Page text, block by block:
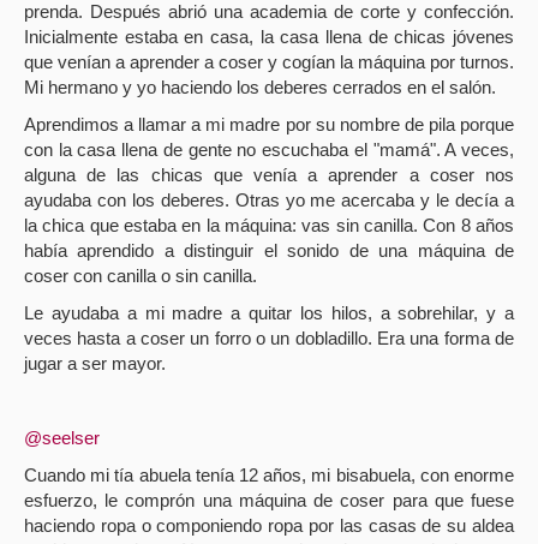
prenda. Después abrió una academia de corte y confección.
Inicialmente estaba en casa, la casa llena de chicas jóvenes
que venían a aprender a coser y cogían la máquina por turnos.
Mi hermano y yo haciendo los deberes cerrados en el salón.
Aprendimos a llamar a mi madre por su nombre de pila porque
con la casa llena de gente no escuchaba el "mamá". A veces,
alguna de las chicas que venía a aprender a coser nos
ayudaba con los deberes. Otras yo me acercaba y le decía a
la chica que estaba en la máquina: vas sin canilla. Con 8 años
había aprendido a distinguir el sonido de una máquina de
coser con canilla o sin canilla.
Le ayudaba a mi madre a quitar los hilos, a sobrehilar, y a
veces hasta a coser un forro o un dobladillo. Era una forma de
jugar a ser mayor.
@seelser
Cuando mi tía abuela tenía 12 años, mi bisabuela, con enorme
esfuerzo, le comprón una máquina de coser para que fuese
haciendo ropa o componiendo ropa por las casas de su aldea